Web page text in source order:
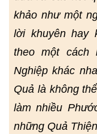
khảo như một
lời khuyên hay
theo một cách
Nghiệp khác
Quả là không
làm nhiều
những Quả